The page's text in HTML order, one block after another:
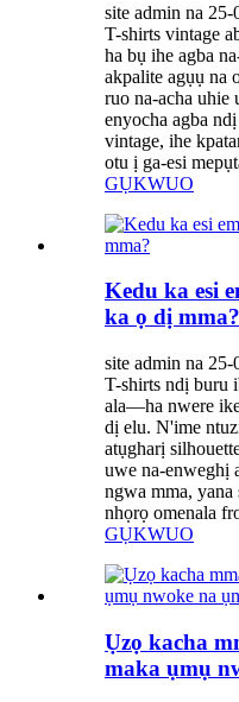
site admin na 25-
T-shirts vintage
ha bụ ihe agba
akpalite agụụ na
ruo na-acha uhie
enyocha agba
vintage, ihe
otu ị ga-esi
GỤKWUO
Kedu ka esi
ka ọ dị mma?
site admin na 25-
T-shirts ndị buru
ala—ha nwere
dị elu. N'ime
atụgharị
uwe na-enweghị
ngwa mma, yana
nhọrọ omenala
GỤKWUO
Ụzọ kacha
maka ụmụ